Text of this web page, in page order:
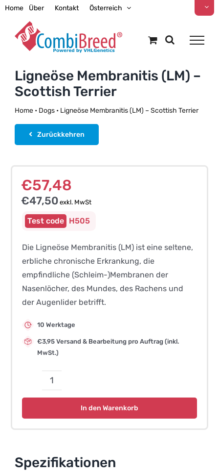
Zum
springen
Home Über Kontakt Österreich
Ligneöse Membranitis (LM) –
Scottish Terrier
Home• Dogs• Ligneöse Membranitis (LM) – Scottish Terrier
Zurückkehren
€57,48
€47,50exkl. MwSt
H505
Die Ligneöse Membranitis (LM) ist eine seltene,
erbliche chronische Erkrankung, die
empfindliche (Schleim-)Membranen der
Nasenlöcher, des Mundes, des Rachens und
der Augenlider betrifft.
10 Werktage
€3,95 Versand & Bearbeitung pro Auftrag (inkl.
MwSt.)
Ligneöse
Membranitis
Terrier
Menge
In den Warenkorb
Spezifikationen